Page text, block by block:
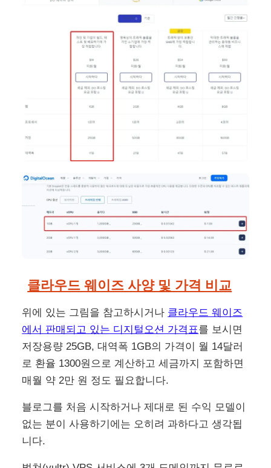
클라우드 웨이즈 사양 및 가격 비교
위에 있는 그림을 참고하시거나 클라우드 웨이즈
에서 판매되고 있는 디지털오션 가격표를 보시면
저장용량 25GB, 대역폭 1GB의 가격이 월 14달러
로 환율 1300원으로 계산하고 세금까지 포함하면
매월 약 2만 원 정도 필요합니다.
블로그를 처음 시작하거나 제대로 된 수익 모델이
없는 분이 사용하기에는 오히려 과하다고 생각됩
니다.